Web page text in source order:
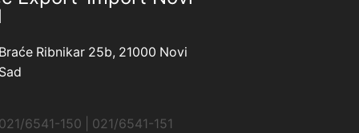
Ribnikar 25b, 21000 Novi
6541-150 | 021/6541-151